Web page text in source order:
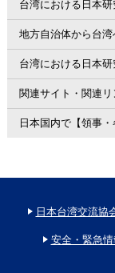
台湾における日本
地方自治体から台湾
台湾における日本
関連サイト・関連リ
日本国内で【領事
日本台湾交流協
安全・緊急情